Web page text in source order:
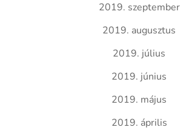
2019. szeptember
2019. augusztus
2019. július
2019. június
2019. május
2019. április